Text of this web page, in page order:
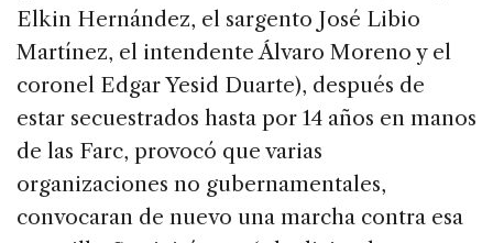
Elkin Hernández, el sargento José Libio
Martínez, el intendente Álvaro Moreno y el
coronel Edgar Yesid Duarte), después de
estar secuestrados hasta por 14 años en manos
de las Farc, provocó que varias
organizaciones no gubernamentales,
convocaran de nuevo una marcha contra esa